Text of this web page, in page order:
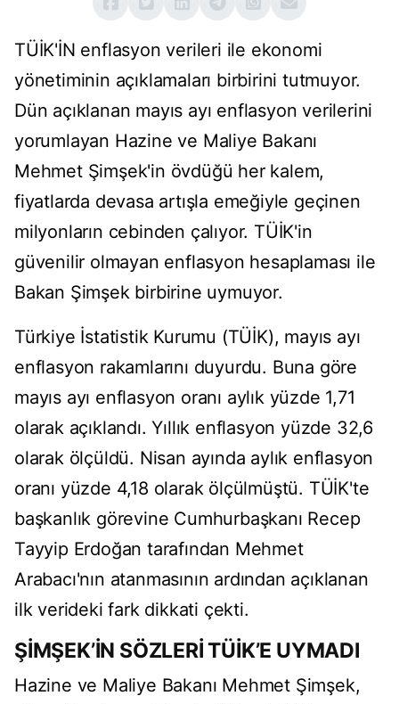
TÜİK'İN enflasyon verileri ile ekonomi
yönetiminin açıklamaları birbirini tutmuyor.
Dün açıklanan mayıs ayı enflasyon verilerini
yorumlayan Hazine ve Maliye Bakanı
Mehmet Şimşek'in övdüğü her kalem,
fiyatlarda devasa artışla emeğiyle geçinen
milyonların cebinden çalıyor. TÜİK'in
güvenilir olmayan enflasyon hesaplaması ile
Bakan Şimşek birbirine uymuyor.
Türkiye İstatistik Kurumu (TÜİK), mayıs ayı
enflasyon rakamlarını duyurdu. Buna göre
mayıs ayı enflasyon oranı aylık yüzde 1,71
olarak açıklandı. Yıllık enflasyon yüzde 32,6
olarak ölçüldü. Nisan ayında aylık enflasyon
oranı yüzde 4,18 olarak ölçülmüştü. TÜİK'te
başkanlık görevine Cumhurbaşkanı Recep
Tayyip Erdoğan tarafından Mehmet
Arabacı'nın atanmasının ardından açıklanan
ilk verideki fark dikkati çekti.
ŞİMŞEK’İN SÖZLERİ TÜİK’E UYMADI
Hazine ve Maliye Bakanı Mehmet Şimşek,